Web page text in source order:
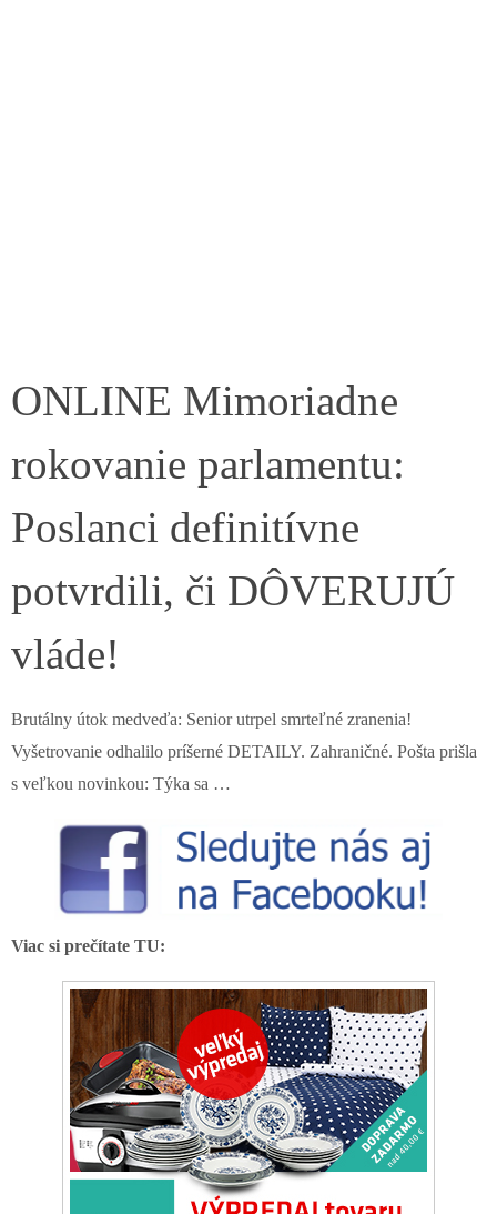
ONLINE Mimoriadne
rokovanie parlamentu:
Poslanci definitívne
potvrdili, či DÔVERUJÚ
vláde!
Brutálny útok medveďa: Senior utrpel smrteľné zranenia!
Vyšetrovanie odhalilo príšerné DETAILY. Zahraničné. Pošta prišla
s veľkou novinkou: Týka sa …
Viac si prečítate TU: